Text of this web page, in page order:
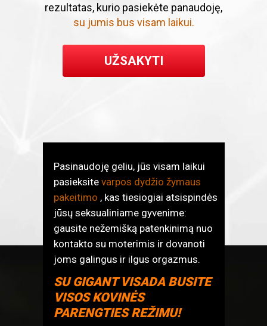
rezultatas, kurio pasiekėte panaudoję,
su jumis bus visam laikui.
UŽSAKYTI
Pasinaudoję geliu, jūs visam laikui
pasieksite varpos dydžio žymaus
pakeitimo , kas tiesiogiai atsispindės
jūsų seksualiniame gyvenime:
gausite nežemišką patenkinimą nuo
kontakto su moterimis ir dovanoti
joms galingus ir ilgus orgazmus.
SU GIGANT VISADA BUSITE
VISOS KOVINĖS
PARENGTIES REŽIMU!